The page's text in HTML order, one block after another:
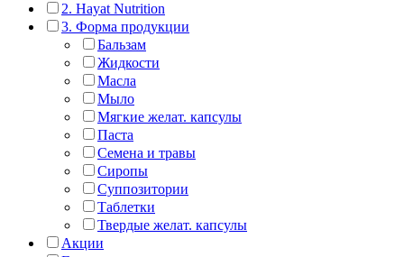
2. Hayat Nutrition
3. Форма продукции
Бальзам
Жидкости
Масла
Мыло
Мягкие желат. капсулы
Паста
Семена и травы
Сиропы
Суппозитории
Таблетки
Твердые желат. капсулы
Акции